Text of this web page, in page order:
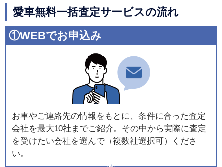
愛車無料一括査定サービスの流れ
①WEBでお申込み
お車やご連絡先の情報をもとに、条件に合った査定
会社を最大10社までご紹介。その中から実際に査定
を受けたい会社を選んで（複数社選択可）くださ
い。